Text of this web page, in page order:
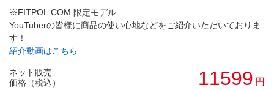
※FITPOL.COM 限定モデル
YouTuberの皆様に商品の使い心地などをご紹介いただいておりま
す！
紹介動画はこちら
ネット販売
価格（税込）
11599 円